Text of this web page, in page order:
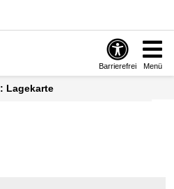
Barrierefrei Menü
: Lagekarte